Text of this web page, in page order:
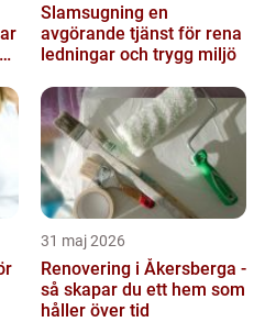
Slamsugning en
avgörande tjänst för rena
ledningar och trygg miljö
31 maj 2026
Renovering i Åkersberga -
så skapar du ett hem som
håller över tid